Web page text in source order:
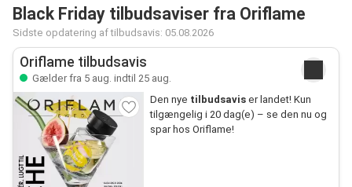
Black Friday tilbudsaviser fra Oriflame
Sidste opdatering af tilbudsavis: 05.08.2026
Oriflame tilbudsavis
Gælder fra 5 aug. indtil 25 aug.
Den nye tilbudsaviser landet! Kun
tilgængelig i 20 dag(e) – se den nu og
spar hos Oriflame!